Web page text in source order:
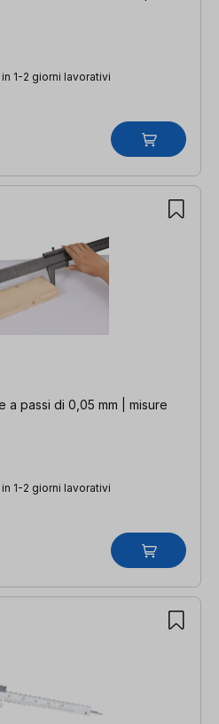
1-2 giorni lavorativi
a passi di 0,05 mm | misure
1-2 giorni lavorativi